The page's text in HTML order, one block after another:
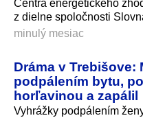
Centra energetického
z dielne spoločnosti
minulý mesiac
Dráma v Trebišove:
podpálením bytu,
horľavinou a zapálil
Vyhrážky podpálením